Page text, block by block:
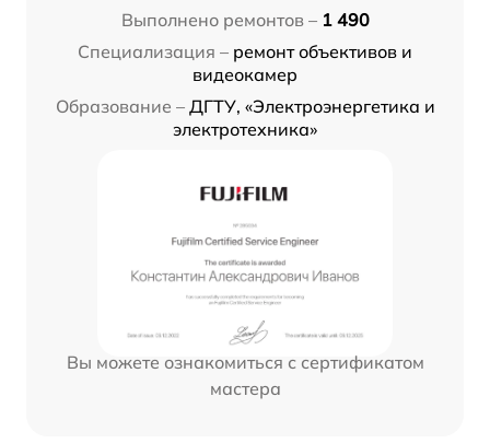
Выполнено ремонтов – 1 490
Специализация – ремонт объективов и
видеокамер
Образование – ДГТУ, «Электроэнергетика и
электротехника»
Вы можете ознакомиться с сертификатом
мастера